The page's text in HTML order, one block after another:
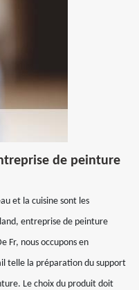
de peinture
et la cuisine sont les
entreprise de peinture
Fr, nous occupons en
telle la préparation du support
Le choix du produit doit